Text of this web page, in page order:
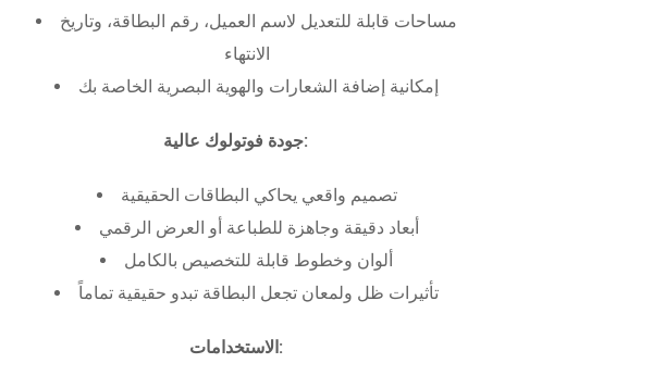
مساحات قابلة للتعديل لاسم العميل، رقم البطاقة، وتاريخ
الانتهاء
إمكانية إضافة الشعارات والهوية البصرية الخاصة بك
جودة فوتولوك عالية:
تصميم واقعي يحاكي البطاقات الحقيقية
أبعاد دقيقة وجاهزة للطباعة أو العرض الرقمي
ألوان وخطوط قابلة للتخصيص بالكامل
تأثيرات ظل ولمعان تجعل البطاقة تبدو حقيقية تماماً
الاستخدامات: